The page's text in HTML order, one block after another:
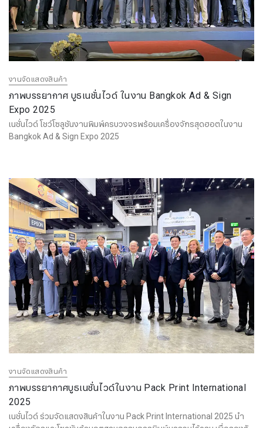
งานจัดแสดงสินค้า
ภาพบรรยากาศ บูธเนชั่นไวด์ ในงาน Bangkok Ad & Sign
Expo 2025
เนชั่นไวด์ โชว์โซลูชันงานพิมพ์ครบวงจรพร้อมเครื่องจักรสุดฮอตในงาน
Bangkok Ad & Sign Expo 2025
งานจัดแสดงสินค้า
ภาพบรรยากาศบูธเนชั่นไวด์ในงาน Pack Print International
2025
เนชั่นไวด์ ร่วมจัดแสดงสินค้าในงาน Pack Print International 2025 นำ